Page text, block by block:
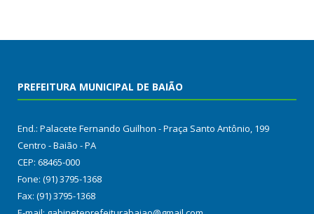
PREFEITURA MUNICIPAL DE BAIÃO
End.: Palacete Fernando Guilhon - Praça Santo Antônio, 199
Centro - Baião - PA
CEP: 68465-000
Fone: (91) 3795-1368
Fax: (91) 3795-1368